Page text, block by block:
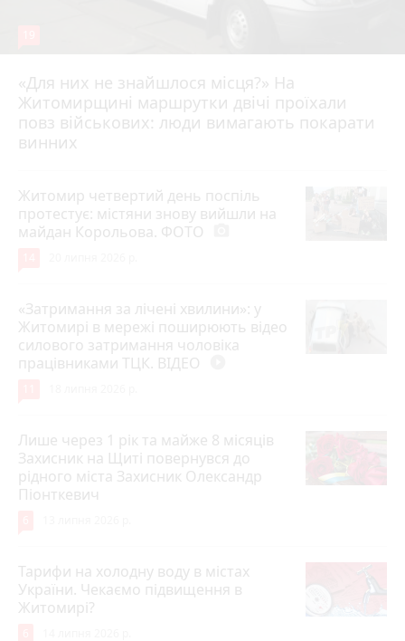
«Для них не знайшлося місця?» На
Житомирщині маршрутки двічі проїхали
повз військових: люди вимагають покарати
винних
17 липня 2026 р.
Житомир четвертий день поспіль
протестує: містяни знову вийшли на
майдан Корольова. ФОТО
«Затримання за лічені хвилини»: у
Житомирі в мережі поширюють відео
силового затримання чоловіка
працівниками ТЦК. ВІДЕО
Лише через 1 рік та майже 8 місяців
Захисник на Щиті повернувся до
рідного міста Захисник Олександр
Піонткевич
Тарифи на холодну воду в містах
України. Чекаємо підвищення в
Житомирі?